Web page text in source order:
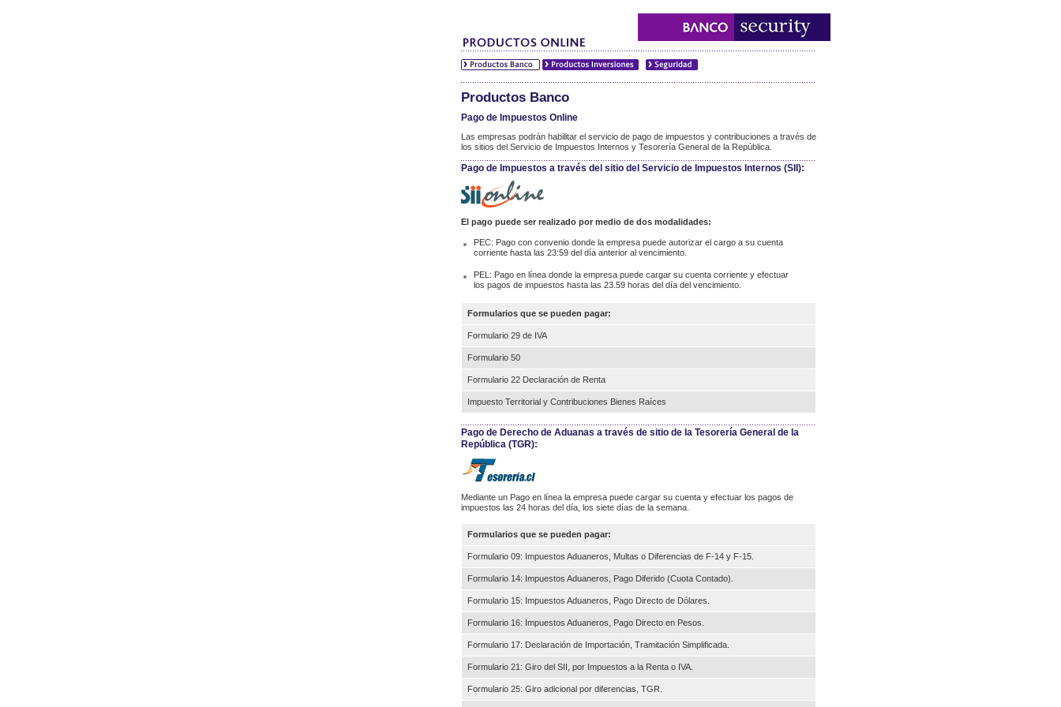
Productos Banco
Pago de Impuestos Online
Las empresas podrán habilitar el servicio de pago de impuestos y contribuciones a través de
los sitios del Servicio de Impuestos Internos y Tesorería General de la República.
Pago de Impuestos a través del sitio del Servicio de Impuestos Internos (SII):
El pago puede ser realizado por medio de dos modalidades:
PEC: Pago con convenio donde la empresa puede autorizar el cargo a su cuenta
corriente hasta las 23:59 del día anterior al vencimiento.
PEL: Pago en línea donde la empresa puede cargar su cuenta corriente y efectuar
los pagos de impuestos hasta las 23.59 horas del día del vencimiento.
Formularios que se pueden pagar:
Formulario 29 de IVA
Formulario 50
Formulario 22 Declaración de Renta
Impuesto Territorial y Contribuciones Bienes Raíces
Pago de Derecho de Aduanas a través de sitio de la Tesorería General de la
República (TGR):
Mediante un Pago en línea la empresa puede cargar su cuenta y efectuar los pagos de
impuestos las 24 horas del día, los siete días de la semana.
Formularios que se pueden pagar:
Formulario 09: Impuestos Aduaneros, Multas o Diferencias de F-14 y F-15.
Formulario 14: Impuestos Aduaneros, Pago Diferido (Cuota Contado).
Formulario 15: Impuestos Aduaneros, Pago Directo de Dólares.
Formulario 16: Impuestos Aduaneros, Pago Directo en Pesos.
Formulario 17: Declaración de Importación, Tramitación Simplificada.
Formulario 21: Giro del SII, por Impuestos a la Renta o IVA.
Formulario 25: Giro adicional por diferencias, TGR.